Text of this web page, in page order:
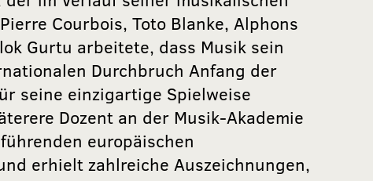
Courbois, Toto Blanke, Alphons
Gurtu arbeitete, dass Musik sein
Durchbruch Anfang der
seine einzigartige Spielweise
Dozent an der Musik-Akademie
europäischen
erhielt zahlreiche Auszeichnungen,